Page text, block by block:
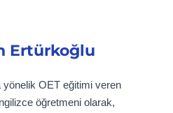
Ertürkoğlu
yönelik OET eğitimi veren
öğretmeni olarak,